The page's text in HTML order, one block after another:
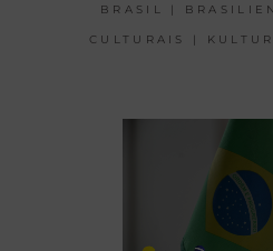
BRASIL | BRASILIEN
CULTURAIS |